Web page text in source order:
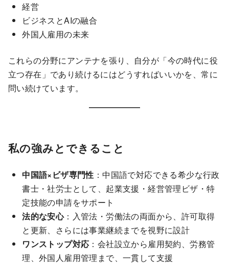
経営
ビジネスとAIの融合
外国人雇用の未来
これらの分野にアンテナを張り、自分が「今の時代に役
立つ存在」であり続けるにはどうすればいいかを、常に
問い続けています。
私の強みとできること
中国語×ビザ専門性 ：中国語で対応できる希少な行政
書士・社労士として、起業支援・経営管理ビザ・特
定技能の申請をサポート
法的な安心：入管法・労働法の両面から、許可取得
と更新、さらには事業継続までを視野に設計
ワンストップ対応 ：会社設立から雇用契約、労務管
理、外国人雇用管理まで、一貫して支援